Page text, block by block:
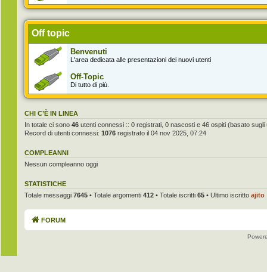
Off topic
Benvenuti
L'area dedicata alle presentazioni dei nuovi utenti
Off-Topic
Di tutto di più.
CHI C’È IN LINEA
In totale ci sono 46 utenti connessi :: 0 registrati, 0 nascosti e 46 ospiti (basato sugli
Record di utenti connessi: 1076 registrato il 04 nov 2025, 07:24
COMPLEANNI
Nessun compleanno oggi
STATISTICHE
Totale messaggi 7645 • Totale argomenti 412 • Totale iscritti 65 • Ultimo iscritto ajito
FORUM